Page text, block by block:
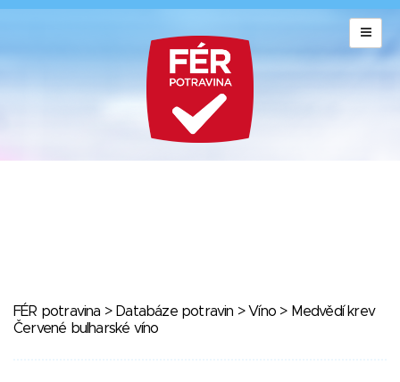
FÉR potravina > Databáze potravin > Víno > Medvědí krev
Červené bulharské víno